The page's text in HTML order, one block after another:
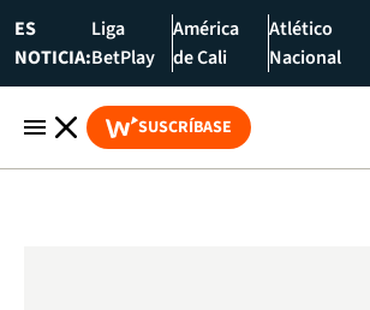
ES
NOTICIA:
Liga
BetPlay
América
de Cali
Atlético
Nacional
SUSCRÍBASE